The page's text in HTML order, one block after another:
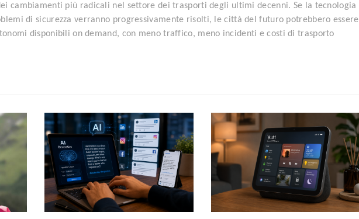
cambiamenti più radicali nel settore dei trasporti degli ultimi decenni. Se la tecnologia
di sicurezza verranno progressivamente risolti, le città del futuro potrebbero essere
disponibili on demand, con meno traffico, meno incidenti e costi di trasporto